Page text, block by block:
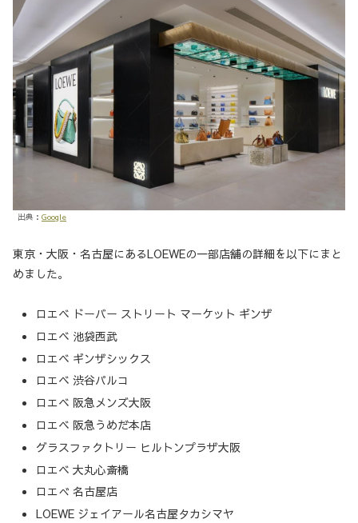
出典： Google
東京・大阪・名古屋にあるLOEWEの一部店舗の詳細を以下にまと
めました。
ロエベ ドーバー ストリート マーケット ギンザ
ロエベ 池袋西武
ロエベ ギンザシックス
ロエベ 渋谷パルコ
ロエベ 阪急メンズ大阪
ロエベ 阪急うめだ本店
グラスファクトリー ヒルトンプラザ大阪
ロエベ 大丸心斎橋
ロエべ 名古屋店
LOEWE ジェイアール名古屋タカシマヤ